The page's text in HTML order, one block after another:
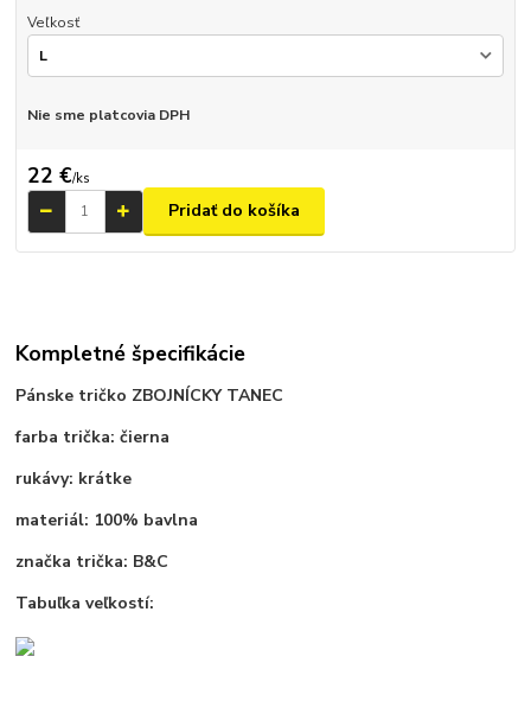
Veľkosť
Nie sme platcovia DPH
22 €/ks
Pridať do košíka
Kompletné špecifikácie
Pánske tričko ZBOJNÍCKY TANEC
farba trička: čierna
rukávy: krátke
materiál: 100% bavlna
značka trička: B&C
Tabuľka veľkostí: